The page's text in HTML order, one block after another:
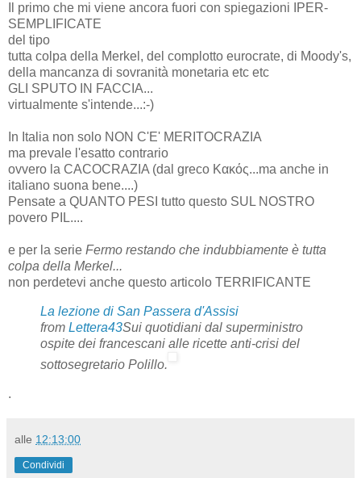
Il primo che mi viene ancora fuori con spiegazioni IPER-
SEMPLIFICATE
del tipo
tutta colpa della Merkel, del complotto eurocrate, di Moody's,
della mancanza di sovranità monetaria etc etc
GLI SPUTO IN FACCIA...
virtualmente s'intende...:-)
In Italia non solo NON C'E' MERITOCRAZIA
ma prevale l'esatto contrario
ovvero la CACOCRAZIA (dal greco Κακός...ma anche in
italiano suona bene....)
Pensate a QUANTO PESI tutto questo SUL NOSTRO
povero PIL....
e per la serie Fermo restando che indubbiamente è tutta
colpa della Merkel...
non perdetevi anche questo articolo TERRIFICANTE
La lezione di San Passera d'Assisi
from Lettera43Sui quotidiani dal superministro
ospite dei francescani alle ricette anti-crisi del
sottosegretario Polillo.
.
alle 12:13:00
Condividi